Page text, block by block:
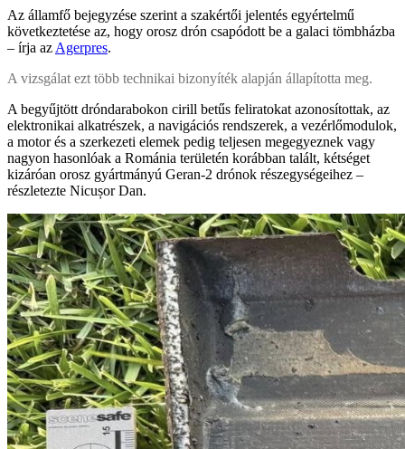
Az államfő bejegyzése szerint a szakértői jelentés egyértelmű
következtetése az, hogy orosz drón csapódott be a galaci tömbházba
– írja az Agerpres.
A vizsgálat ezt több technikai bizonyíték alapján állapította meg.
A begyűjtött dróndarabokon cirill betűs feliratokat azonosítottak, az
elektronikai alkatrészek, a navigációs rendszerek, a vezérlőmodulok,
a motor és a szerkezeti elemek pedig teljesen megegyeznek vagy
nagyon hasonlóak a Románia területén korábban talált, kétséget
kizáróan orosz gyártmányú Geran-2 drónok részegységeihez –
részletezte Nicușor Dan.